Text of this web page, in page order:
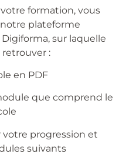
formation, vous
plateforme
sur laquelle
:
en PDF
que comprend le
votre progression et
suivants